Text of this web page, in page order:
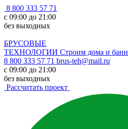
8 800 333 57 71
с 09:00 до 21:00
без выходных
БРУСОВЫЕ
ТЕХНОЛОГИИ Строим дома и бани
8 800 333 57 71 brus-teh@mail.ru
с 09:00 до 21:00
без выходных
Рассчитать проект